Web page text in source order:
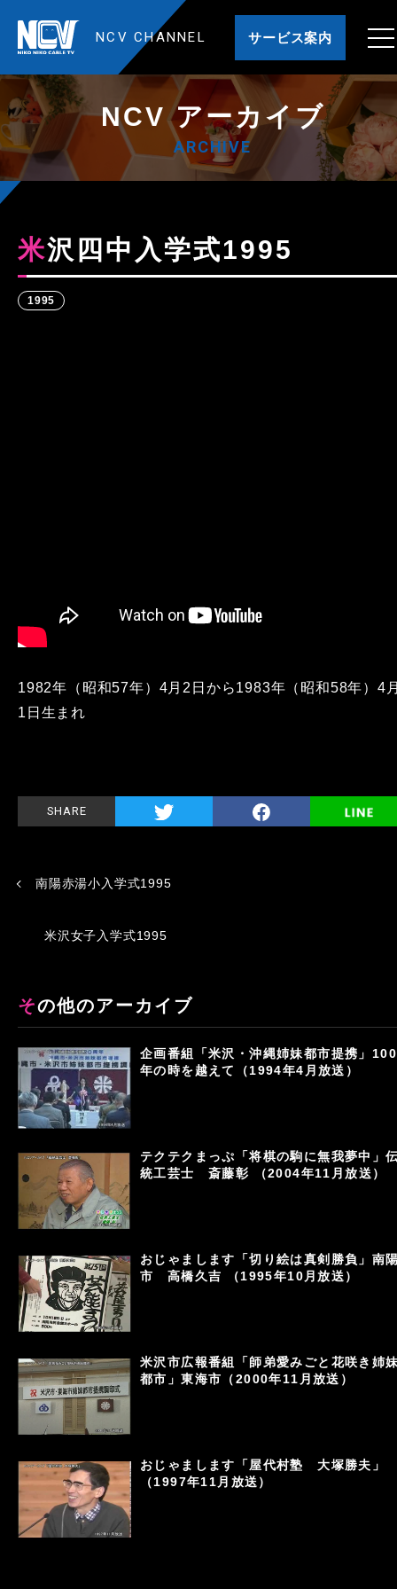
NCV CHANNEL サービス案内
NCV アーカイブ
ARCHIVE
米沢四中入学式1995
1995
1982年（昭和57年）4月2日から1983年（昭和58年）4
1日生まれ
SHARE
南陽赤湯小入学式1995
米沢女子入学式1995
その他のアーカイブ
企画番組「米沢・沖縄姉妹都市提携」100
年の時を越えて（1994年4月放送）
テクテクまっぷ「将棋の駒に無我夢中」
統工芸士 斎藤彰 （2004年11月放送）
おじゃまします「切り絵は真剣勝負」南
市 高橋久吉 （1995年10月放送）
米沢市広報番組「師弟愛みごと花咲き姉
都市」東海市（2000年11月放送）
おじゃまします「屋代村塾 大塚勝夫」
（1997年11月放送）